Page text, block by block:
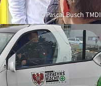
© Pascal Busch TMDI